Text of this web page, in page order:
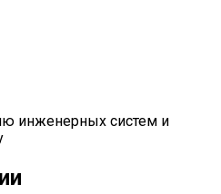
инженерных систем и